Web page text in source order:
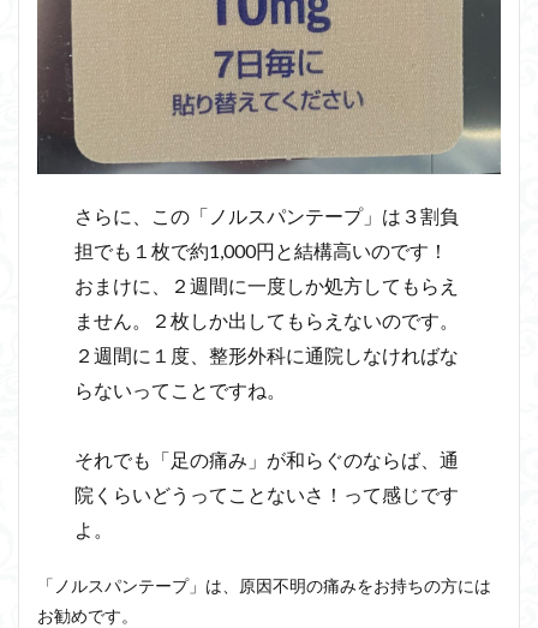
さらに、この「ノルスパンテープ」は３割負
担でも１枚で約1,000円と結構高いのです！
おまけに、２週間に一度しか処方してもらえ
ません。２枚しか出してもらえないのです。
２週間に１度、整形外科に通院しなければな
らないってことですね。
それでも「足の痛み」が和らぐのならば、通
院くらいどうってことないさ！って感じです
よ。
「ノルスパンテープ」は、原因不明の痛みをお持ちの方には
お勧めです。